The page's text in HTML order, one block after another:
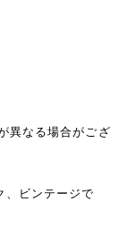
異なる場合がござ
、ビンテージで